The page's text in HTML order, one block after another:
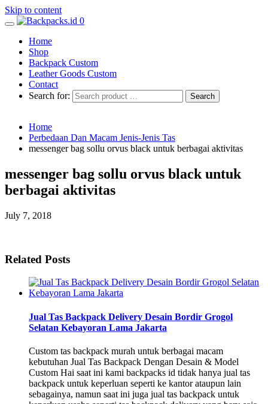
Skip to content
0
Home
Shop
Backpack Custom
Leather Goods Custom
Contact
Search for:
Home
Perbedaan Dan Macam Jenis-Jenis Tas
messenger bag sollu orvus black untuk berbagai aktivitas
messenger bag sollu orvus black untuk
berbagai aktivitas
July 7, 2018
Related Posts
Jual Tas Backpack Delivery Desain Bordir Grogol
Selatan Kebayoran Lama Jakarta
Custom tas backpack murah untuk berbagai macam
kebutuhan Jual Tas Backpack Dengan Desain & Model
Custom Hai saat ini kami backpacks id tidak hanya jual tas
backpack untuk keperluan seperti ke kantor ataupun lain
sebagainya, namun saat ini juga jual tas backpack untuk